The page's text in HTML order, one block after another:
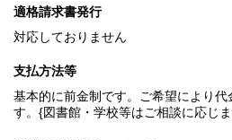
適格請求書発行
対応しておりません
支払方法等
基本的に前金制です。ご希望により代
す。{図書館・学校等はご相談に応じ